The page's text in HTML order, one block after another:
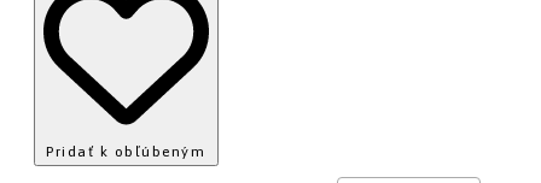
Pridať k obľúbeným